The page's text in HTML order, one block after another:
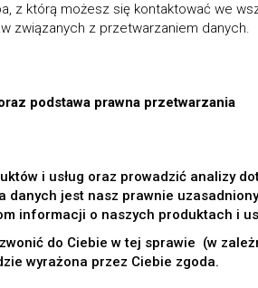
z którą możesz się kontaktować we
związanych z przetwarzaniem danych.
podstawa prawna przetwarzania
i usług oraz prowadzić analizy
danych jest nasz prawnie
informacji o naszych produktach i
do Ciebie w tej sprawie (w
wyrażona przez Ciebie zgoda.